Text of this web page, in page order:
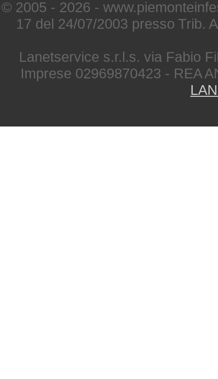
© 2005 - 2026 -
17 del 24/07/2003 presso Trib.
Lanetservice s.r.l.s. via Fabio
Imprese 02969870423 - REA